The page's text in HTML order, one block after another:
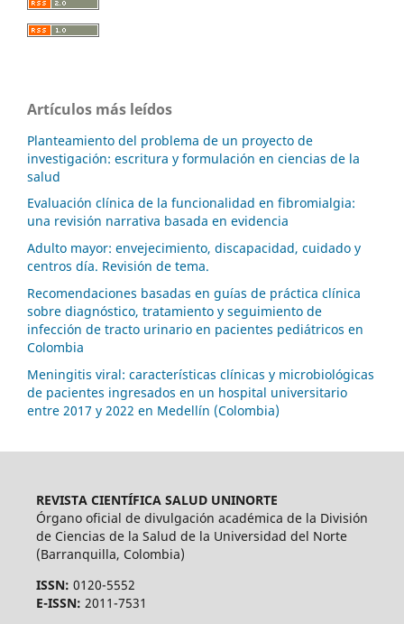
Artículos más leídos
Planteamiento del problema de un proyecto de
investigación: escritura y formulación en ciencias de la
salud
Evaluación clínica de la funcionalidad en fibromialgia:
una revisión narrativa basada en evidencia
Adulto mayor: envejecimiento, discapacidad, cuidado y
centros día. Revisión de tema.
Recomendaciones basadas en guías de práctica clínica
sobre diagnóstico, tratamiento y seguimiento de
infección de tracto urinario en pacientes pediátricos en
Colombia
Meningitis viral: características clínicas y microbiológicas
de pacientes ingresados en un hospital universitario
entre 2017 y 2022 en Medellín (Colombia)
REVISTA CIENTÍFICA SALUD UNINORTE
Órgano oficial de divulgación académica de la División
de Ciencias de la Salud de la Universidad del Norte
(Barranquilla, Colombia)
ISSN: 0120-5552
E-ISSN: 2011-7531